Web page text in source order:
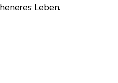
Leben.